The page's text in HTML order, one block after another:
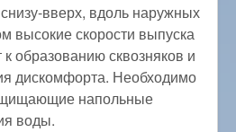
вверх, вдоль наружных
высокие скорости выпуска
образованию сквозняков и
дискомфорта. Необходимо
напольные
воды.